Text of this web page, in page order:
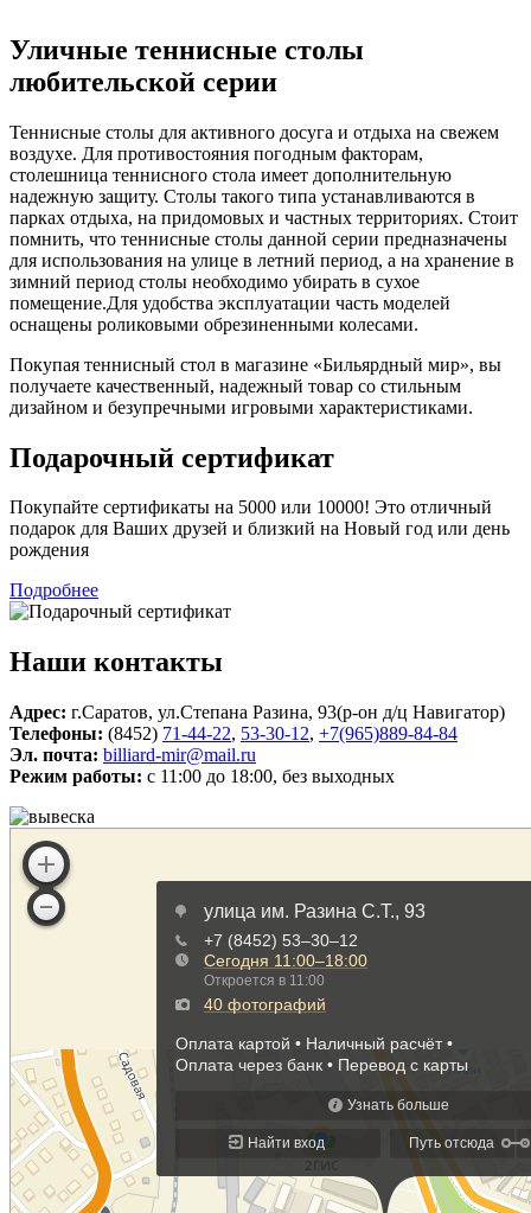
Уличные теннисные столы
любительской серии
Теннисные столы для активного досуга и отдыха на свежем
воздухе. Для противостояния погодным факторам,
столешница теннисного стола имеет дополнительную
надежную защиту. Столы такого типа устанавливаются в
парках отдыха, на придомовых и частных территориях. Стоит
помнить, что теннисные столы данной серии предназначены
для использования на улице в летний период, а на хранение в
зимний период столы необходимо убирать в сухое
помещение.Для удобства эксплуатации часть моделей
оснащены роликовыми обрезиненными колесами.
Покупая теннисный стол в магазине «Бильярдный мир», вы
получаете качественный, надежный товар со стильным
дизайном и безупречными игровыми характеристиками.
Подарочный сертификат
Покупайте сертификаты на 5000 или 10000! Это отличный
подарок для Ваших друзей и близкий на Новый год или день
рождения
Подробнее
Наши контакты
Адрес: г.Саратов, ул.Степана Разина, 93(р-он д/ц Навигатор)
Телефоны: (8452) 71-44-22, 53-30-12, +7(965)889-84-84
Эл. почта: billiard-mir@mail.ru
Режим работы: c 11:00 до 18:00, без выходных